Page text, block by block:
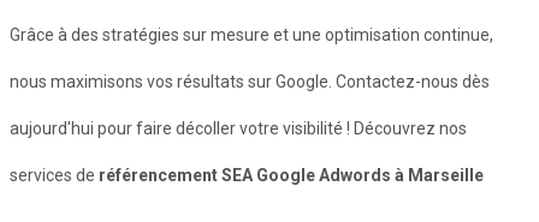
Grâce à des stratégies sur mesure et une optimisation continue,
nous maximisons vos résultats sur Google. Contactez-nous dès
aujourd'hui pour faire décoller votre visibilité ! Découvrez nos
services de référencement SEA Google Adwords à Marseille